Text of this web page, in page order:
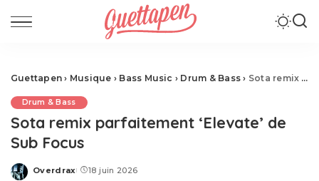
Guettapen › Musique › Bass Music › Drum & Bass › Sota remix parfaitement ‘Elevate’ de Sub Focus
Drum & Bass
Sota remix parfaitement ‘Elevate’ de
Sub Focus
Posted
Overdrax 18 juin 2026